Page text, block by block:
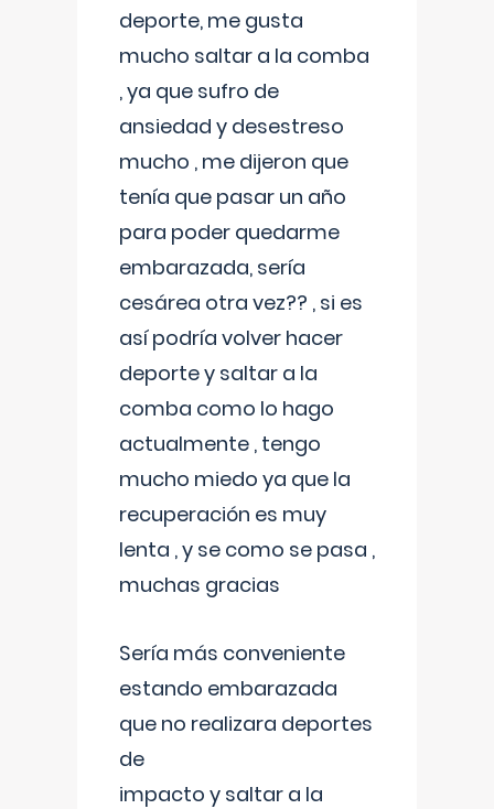
deporte, me gusta
mucho saltar a la comba
, ya que sufro de
ansiedad y desestreso
mucho , me dijeron que
tenía que pasar un año
para poder quedarme
embarazada, sería
cesárea otra vez?? , si es
así podría volver hacer
deporte y saltar a la
comba como lo hago
actualmente , tengo
mucho miedo ya que la
recuperación es muy
lenta , y se como se pasa ,
muchas gracias
Sería más conveniente
estando embarazada
que no realizara deportes
de
impacto y saltar a la